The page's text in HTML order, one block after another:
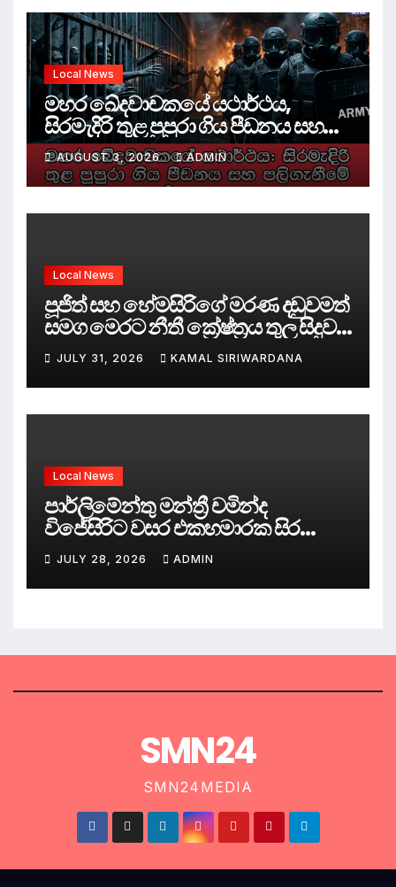
Local News
මහර ඛේදවාචකයේ යථාර්ථය,
සිරමැදිරි තුළ පුපුරා ගිය පීඩනය සහ
පලිගැනීමේ දේශපාලනය
AUGUST 3, 2026 ADMIN
Local News
පූජිත් සහ හේමසිරිගේ මරණ දඩුවමත්
සමග මෙරට නීතී ක්‍රේෂ්ත්‍රය තුල සිදුව
ඇත්තේ කුමක්ද ?
JULY 31, 2026 KAMAL SIRIWARDANA
Local News
පාර්ලිමේන්තු මන්ත්‍රී චමින්ද
විජේසිරිට වසර එකහමාරක සිර
දඬුවම්.
JULY 28, 2026 ADMIN
SMN24
SMN24MEDIA